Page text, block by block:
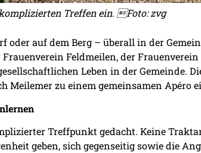
Treffen ein. Foto: zvg
oder auf dem Berg – überall in der
Feldmeilen, der
Leben in der Gemeinde.
Meilemer zu einem gemeinsamen Apéro
Treffpunkt gedacht. Keine
geben, sich gegenseitig sowie die